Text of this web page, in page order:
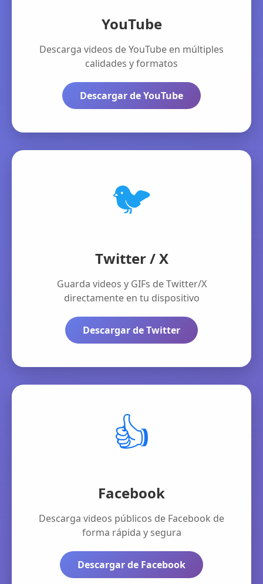
YouTube
Descarga videos de YouTube en múltiples
calidades y formatos
Descargar de YouTube
🐦
Twitter / X
Guarda videos y GIFs de Twitter/X
directamente en tu dispositivo
Descargar de Twitter
👍
Facebook
Descarga videos públicos de Facebook de
forma rápida y segura
Descargar de Facebook